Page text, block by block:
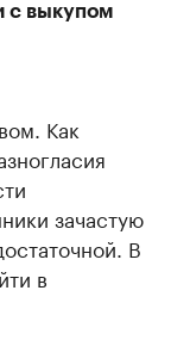
с выкупом
Как
зачастую
В
в